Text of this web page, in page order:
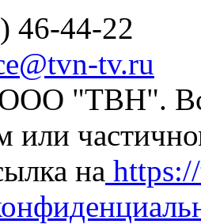
46-44-22
tv.ru
"ТВН".
на